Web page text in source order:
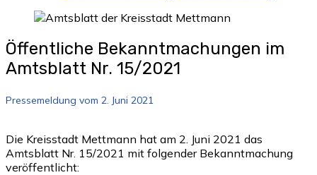
Öffentliche Bekanntmachungen im
Amtsblatt Nr. 15/2021
Pressemeldung vom 2. Juni 2021
Die Kreisstadt Mettmann hat am 2. Juni 2021 das
Amtsblatt Nr. 15/2021 mit folgender Bekanntmachung
veröffentlicht: